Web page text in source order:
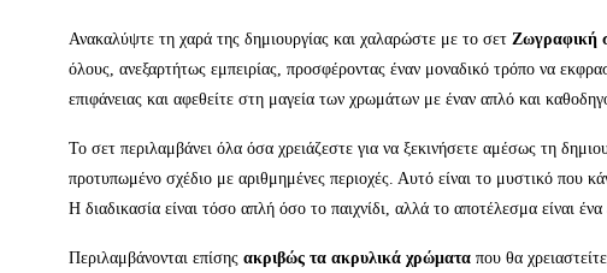
Ανακαλύψτε τη χαρά της δημιουργίας και χαλαρώστε με το σετ Ζωγραφική
όλους, ανεξαρτήτως εμπειρίας, προσφέροντας έναν μοναδικό τρόπο να
επιφάνειας και αφεθείτε στη μαγεία των χρωμάτων με έναν απλό και
Το σετ περιλαμβάνει όλα όσα χρειάζεστε για να ξεκινήσετε αμέσως τη
προτυπωμένο σχέδιο με αριθμημένες περιοχές. Αυτό είναι το μυστικό που
Η διαδικασία είναι τόσο απλή όσο το παιχνίδι, αλλά το αποτέλεσμα είναι
Περιλαμβάνονται επίσης ακριβώς τα ακρυλικά χρώματα που θα